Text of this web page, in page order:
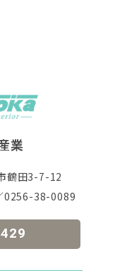
業
鶴田3-7-12
0256-38-0089